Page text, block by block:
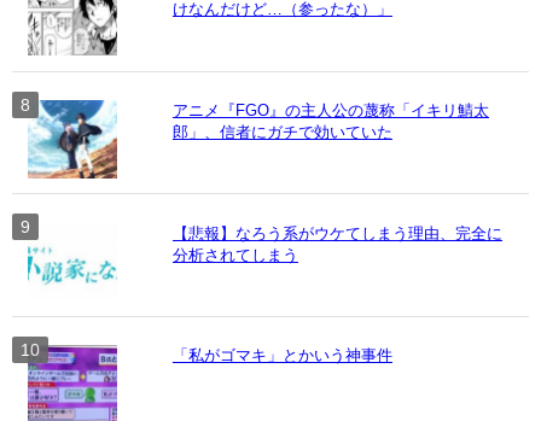
けなんだけど…（参ったな）」
アニメ『FGO』の主人公の蔑称「イキリ鯖太
郎」、信者にガチで効いていた
【悲報】なろう系がウケてしまう理由、完全に
分析されてしまう
「私がゴマキ」とかいう神事件